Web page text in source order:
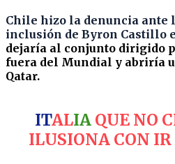
Chile hizo la denuncia ante
inclusión de Byron Castillo
dejaría al conjunto dirigido
fuera del Mundial y abriría
Qatar.
ITALIA QUE NO
ILUSIONA CON